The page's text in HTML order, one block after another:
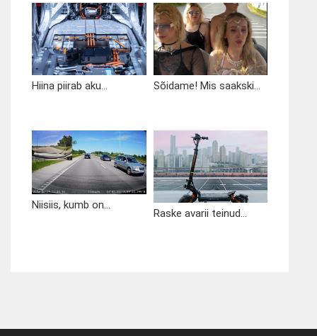
Hiina piirab aku... Sõidame! Mis saakski...
Niisiis, kumb on...
Raske avarii teinud...